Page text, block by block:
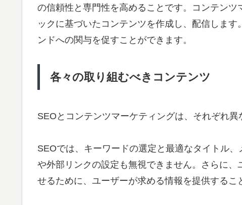
の信頼性と専門性を高めることです。コンテン
ックに基づいたコンテンツを作成し、配信しま
ンドへの関与を促すことができます。
各々の取り組むべきコンテンツ
SEOとコンテンツマーケティングは、それぞれ
SEOでは、キーワードの選定と最適なタイトル
や外部リンクの設定も無視できません。さらに
せるために、ユーザーが求める情報を提供するこ